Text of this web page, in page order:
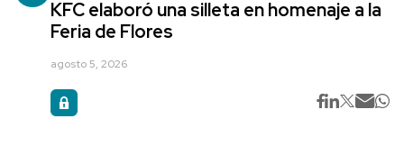
KFC elaboró una silleta en homenaje a la
Feria de Flores
agosto 5, 2026